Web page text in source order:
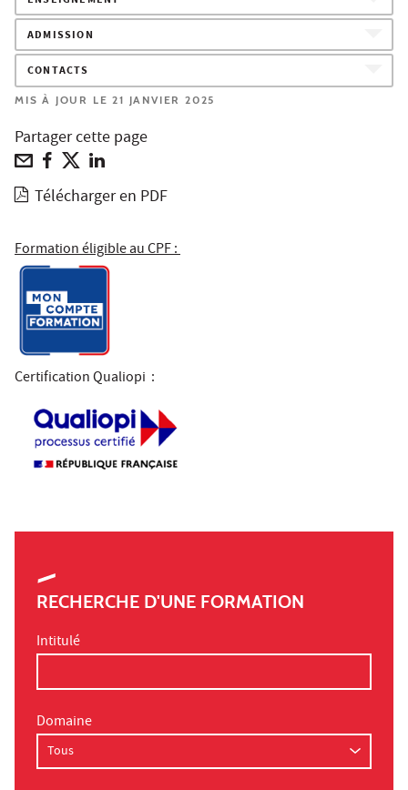
ADMISSION
CONTACTS
MIS À JOUR LE 21 JANVIER 2025
Partager cette page
Télécharger en PDF
Formation éligible au CPF :
Certification Qualiopi :
RECHERCHE D'UNE FORMATION
Intitulé
Domaine